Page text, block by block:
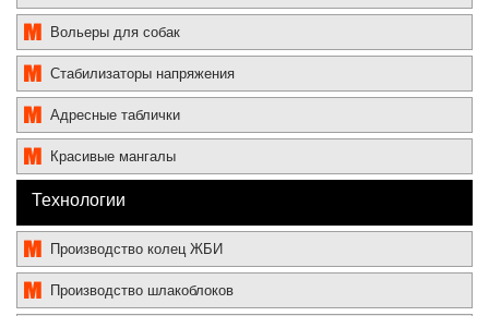
Вольеры для собак
Стабилизаторы напряжения
Адресные таблички
Красивые мангалы
Технологии
Производство колец ЖБИ
Производство шлакоблоков